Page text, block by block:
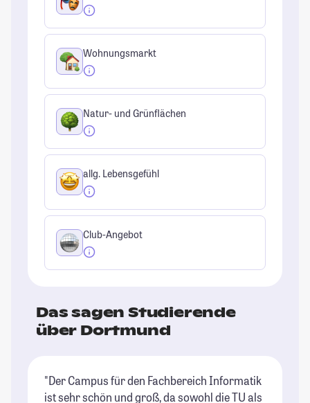
Wohnungsmarkt
Natur- und Grünflächen
allg. Lebensgefühl
Club-Angebot
Das sagen Studierende
über Dortmund
"Der Campus für den Fachbereich Informatik
ist sehr schön und groß, da sowohl die TU als